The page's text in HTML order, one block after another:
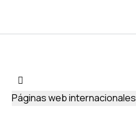
Páginas web internacionales